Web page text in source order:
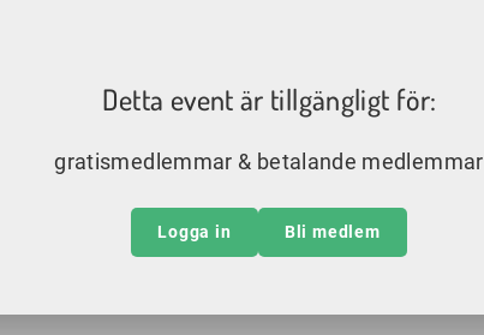
Detta event är tillgängligt för:
gratismedlemmar & betalande medlemmar
Logga in Bli medlem